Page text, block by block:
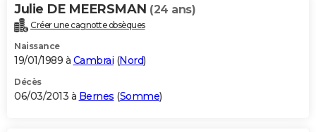
Julie DE MEERSMAN (24 ans)
Créer une cagnotte obsèques
Naissance
19/01/1989 à Cambrai (Nord)
Décès
06/03/2013 à Bernes (Somme)